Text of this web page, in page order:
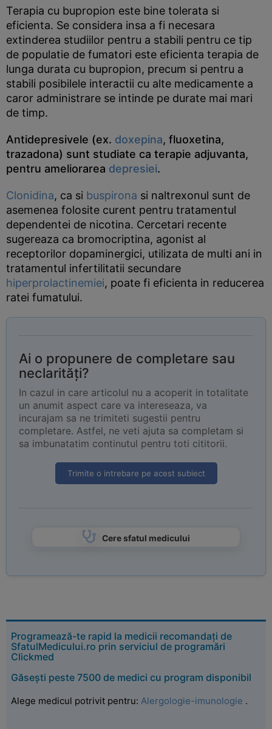
Terapia cu bupropion este bine tolerata si
eficienta. Se considera insa a fi necesara
extinderea studiilor pentru a stabili pentru ce tip
de populatie de fumatori este eficienta terapia de
lunga durata cu bupropion, precum si pentru a
stabili posibilele interactii cu alte medicamente a
caror administrare se intinde pe durate mai mari
de timp.
Antidepresivele (ex. doxepina, fluoxetina,
trazadona) sunt studiate ca terapie adjuvanta,
pentru ameliorarea depresiei.
Clonidina, ca si buspirona si naltrexonul sunt de
asemenea folosite curent pentru tratamentul
dependentei de nicotina. Cercetari recente
sugereaza ca bromocriptina, agonist al
receptorilor dopaminergici, utilizata de multi ani in
tratamentul infertilitatii secundare
hiperprolactinemiei, poate fi eficienta in reducerea
ratei fumatului.
Ai o propunere de completare sau
neclarități?
In cazul in care articolul nu a acoperit in totalitate
un anumit aspect care va intereseaza, va
incurajam sa ne trimiteti sugestii pentru
completare. Astfel, ne veti ajuta sa completam si
sa imbunatatim continutul pentru toti cititorii.
Trimite o intrebare pe acest subiect
Cere sfatul medicului
Programează-te rapid la medicii recomandați de
SfatulMedicului.ro prin serviciul de programări
Clickmed
Găsești peste 7500 de medici cu program disponibil
Alege medicul potrivit pentru: Alergologie-imunologie .